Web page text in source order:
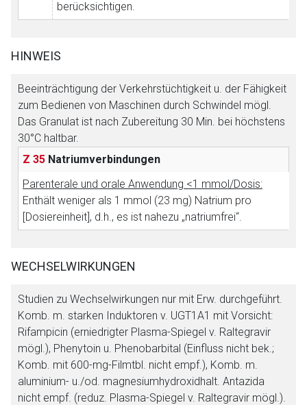
berücksichtigen.
HINWEIS
Beeinträchtigung der Verkehrstüchtigkeit u. der Fähigkeit
zum Bedienen von Maschinen durch Schwindel mögl.
Das Granulat ist nach Zubereitung 30 Min. bei höchstens
30°C haltbar.
Z 35 Natriumverbindungen
Parenterale und orale Anwendung <1 mmol/Dosis:
Enthält weniger als 1 mmol (23 mg) Natrium pro
[Dosiereinheit], d.h., es ist nahezu „natriumfrei“.
WECHSELWIRKUNGEN
Studien zu Wechselwirkungen nur mit Erw. durchgeführt.
Komb. m. starken Induktoren v. UGT1A1 mit Vorsicht:
Rifampicin (erniedrigter Plasma-Spiegel v. Raltegravir
mögl.), Phenytoin u. Phenobarbital (Einfluss nicht bek.;
Komb. mit 600-mg-Filmtbl. nicht empf.), Komb. m.
aluminium- u./od. magnesiumhydroxidhalt. Antazida
nicht empf. (reduz. Plasma-Spiegel v. Raltegravir mögl.).
Seite. Für die Inhalte der externen Web-Seite ist deren
Datenschutzbestimmungen.
Zurück zur rote-liste.de Zur Seite